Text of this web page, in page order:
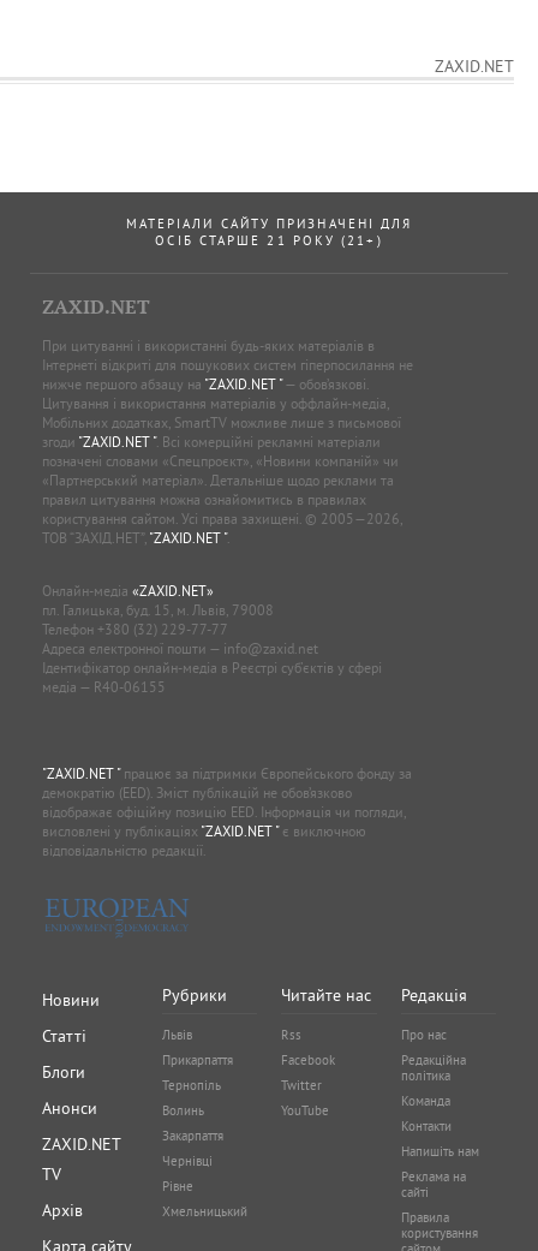
ZAXID.NET
МАТЕРІАЛИ САЙТУ ПРИЗНАЧЕНІ ДЛЯ
ОСІБ СТАРШЕ 21 РОКУ (21+)
ZAXID.NET
При цитуванні і використанні будь-яких матеріалів в
Інтернеті відкриті для пошукових систем гіперпосилання не
нижче першого абзацу на "ZAXID.NET "— обов’язкові.
Цитування і використання матеріалів у оффлайн-медіа,
Мобільних додатках, SmartTV можливе лише з письмової
згоди "ZAXID.NET ". Всі комерційні рекламні матеріали
позначені словами «Спецпроєкт», «Новини компаній» чи
«Партнерський матеріал». Детальніше щодо реклами та
правил цитування можна ознайомитись в правилах
користування сайтом. Усі права захищені. © 2005—2026,
ТОВ “ЗАХІД.НЕТ”, "ZAXID.NET ".
Онлайн-медіа «ZAXID.NET»
пл. Галицька, буд. 15, м. Львів, 79008
Телефон +380 (32) 229-77-77
Адреса електронної пошти — info@zaxid.net
Ідентифікатор онлайн-медіа в Реєстрі суб'єктів у сфері
медіа — R40-06155
"ZAXID.NET "працює за підтримки Європейського фонду за
демократію (EED). Зміст публікацій не обов’язково
відображає офіційну позицію EED. Інформація чи погляди,
висловлені у публікаціях "ZAXID.NET "є виключною
відповідальністю редакції.
Новини
Статті
Блоги
Анонси
ZAXID.NET
TV
Архів
Карта сайту
Рубрики
Львів
Прикарпаття
Тернопіль
Волинь
Закарпаття
Чернівці
Рівне
Хмельницький
Читайте нас
Rss
Facebook
Twitter
YouTube
Редакція
Про нас
Редакційна
політика
Команда
Контакти
Напишіть нам
Реклама на
сайті
Правила
користування